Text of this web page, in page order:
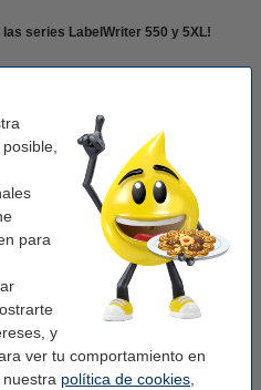
para
y
ver tu comportamiento en
política de cookies
series LabelWriter 550 y 5XL!
(AnxL)